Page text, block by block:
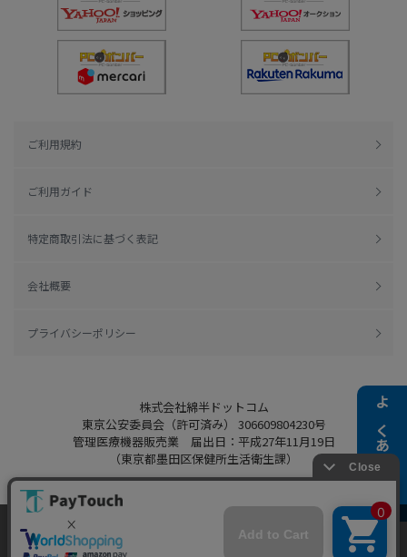
よくある質問
ご利用規約
ご利用ガイド
特定商取引法に基づく表記
会社概要
プライバシーポリシー
株式会社綿半ドットコム
東京公安委員会（許可済み） 306609804230号
管理医療機器販売業 届出日：平成27年11月19日
（東京都墨田区保健所生活衛生課）
Copyright 2022
当ウェブサイトでは、お客様により良いサービス
をご提供するため、クッキーを利用しています。